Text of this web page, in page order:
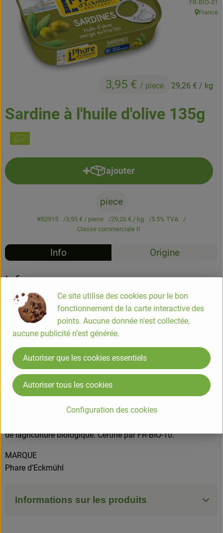
Boissons
Accessoires et divers
Cosmétique et hygiène
Pour vous
Sardine à l'huile d'olive 135g
3,95 € / piece 29,26 € / kg
, Autorité
FR-BIO-01
, Origine:
France
ajouter
Ajouter le produit au panier
piece
#82915 3,95 €/ piece 29,26 €/ kg
5.5% TVA
Classe commerciale II
Info Origine
Info
Sardine à l'huile d'olive 135g
Préparées avec de l'huile d'olive vierge extra BIO, ces
sardines sont issues d'une pêche responsable côtière en
Atlantique Nord-Est. Préparées à la main à Douarnenez en
Bretagne, elles sont riches en oméga 3.
COMPOSITION
SARDINES (Sardina pilchardus), huile d'olive vierge extra*
de lagriculture biologique. Certifié par FR-BIO-10.
MARQUE
Phare d'Eckmühl
Informations sur les produits
Ce site utilise des cookies pour le bon
fonctionnement de la carte interactive des
points. Aucune donnée n'est collectée,
aucune publicité n’est générée.
Configuration des cookies
Autoriser que les cookies essentiels
Autoriser tous les cookies